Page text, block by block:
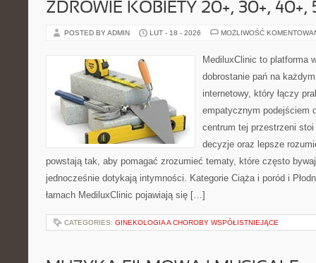
ZDROWIE KOBIETY 20+, 30+, 40+,
POSTED BY ADMIN LUT - 18 - 2026 MOŻLIWOŚĆ
MediluxClinic to platforma
dobrostanie pań na
internetowy, który łączy
empatycznym podejściem
centrum tej przestrzeni
decyzje oraz lepsze
powstają tak, aby pomagać zrozumieć tematy, które często
jednocześnie dotykają intymności. Kategorie Ciąża i poród i
łamach MediluxClinic pojawiają się […]
CATEGORIES: GINEKOLOGIA A CHOROBY WSPÓŁISTNIEJĄCE